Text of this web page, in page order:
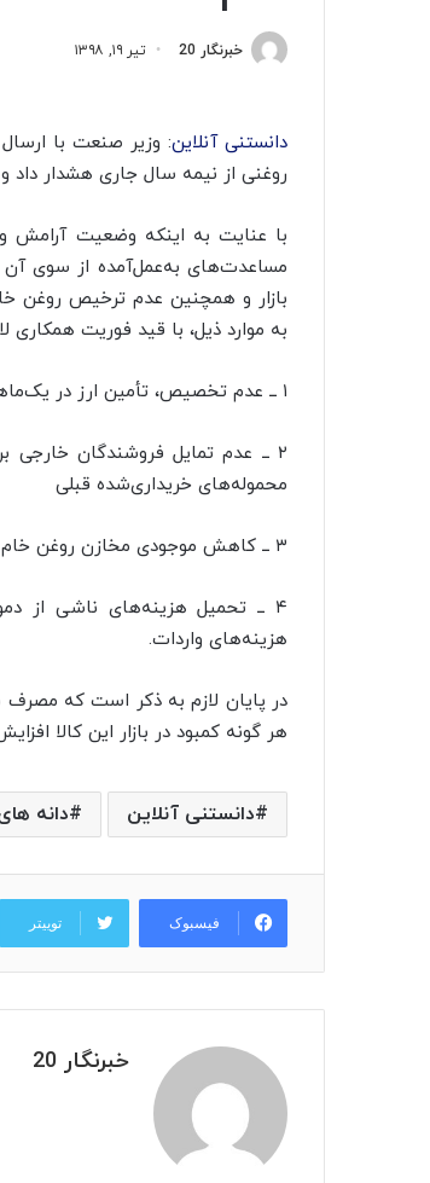
خبرنگار 20 تیر ۱۹, ۱۳۹۸
دانستنی آنلاین: وزیر صنعت با
روغنی از نیمه سال جاری هشدار
با عنایت به اینکه وضعیت آرامش
مساعدت‌های به‌عمل‌آمده از سوی آن
بازار و همچنین عدم ترخیص روغن
به موارد ذیل، با قید فوریت همکاری
۱ ــ عدم تخصیص، تأمین ارز در یک‌ماهه گذشته و متعاقب آن تعطیلی واحدهای روغن‌کشی تا ۱۵ روز آینده
۲ ــ عدم تمایل فروشندگان
محموله‌های خریداری‌شده قبلی
۳ ــ کاهش موجودی مخازن روغن خام و تعطیلی کارخانجات تصفیه روغن
۴ ــ تحمیل هزینه‌های ناشی از
هزینه‌های واردات.
در پایان لازم به ذکر است که مصرف
هر گونه کمبود در بازار این کالا
دانستنی آنلاین دانه
فیسبوک توییتر
خبرنگار 20